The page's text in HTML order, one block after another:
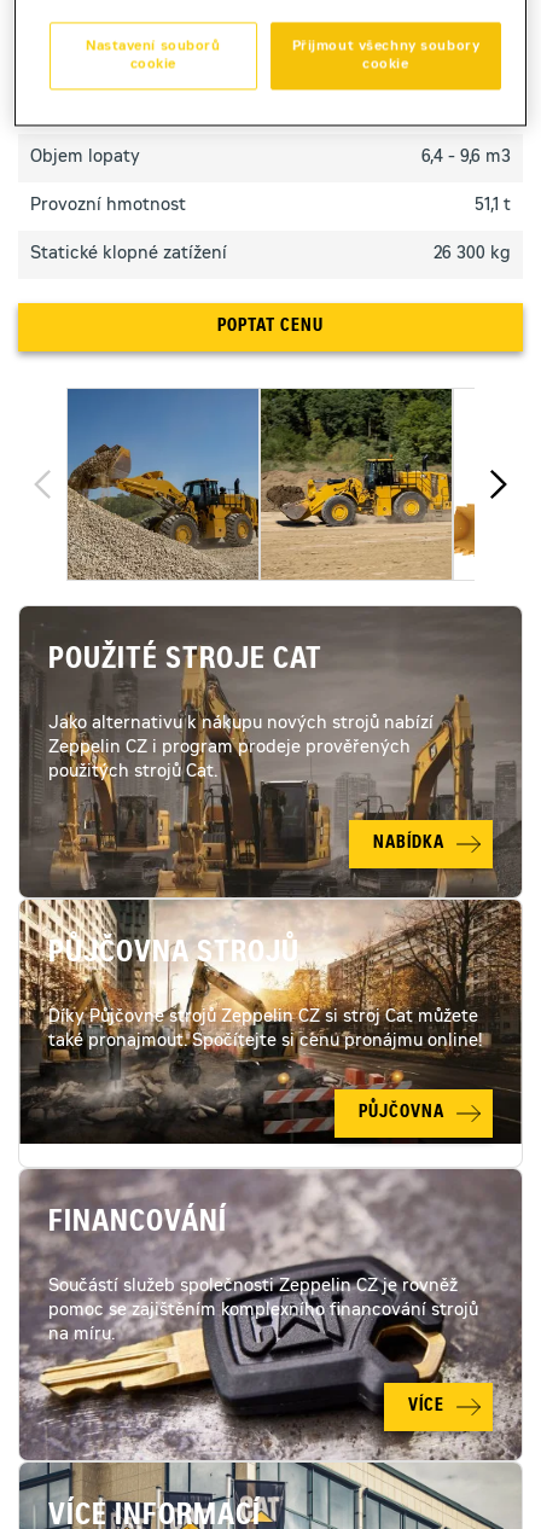
TECHNICKÉ PARAMETRY
Objem lopaty 6,4 - 9,6 m3
Provozní hmotnost 51,1 t
Statické klopné zatížení 26 300 kg
POPTAT CENU
POUŽITÉ STROJE CAT
Jako alternativu k nákupu nových strojů nabízí
Zeppelin CZ i program prodeje prověřených
použitých strojů Cat.
NABÍDKA
PŮJČOVNA STROJŮ
Díky Půjčovně strojů Zeppelin CZ si stroj Cat můžete
také pronajmout. Spočítejte si cenu pronájmu online!
PŮJČOVNA
FINANCOVÁNÍ
Součástí služeb společnosti Zeppelin CZ je rovněž
pomoc se zajištěním komplexního financování strojů
na míru.
VÍCE
VÍCE INFORMACÍ
Přijmout všechny soubory
cookie
Nastavení souborů
cookie